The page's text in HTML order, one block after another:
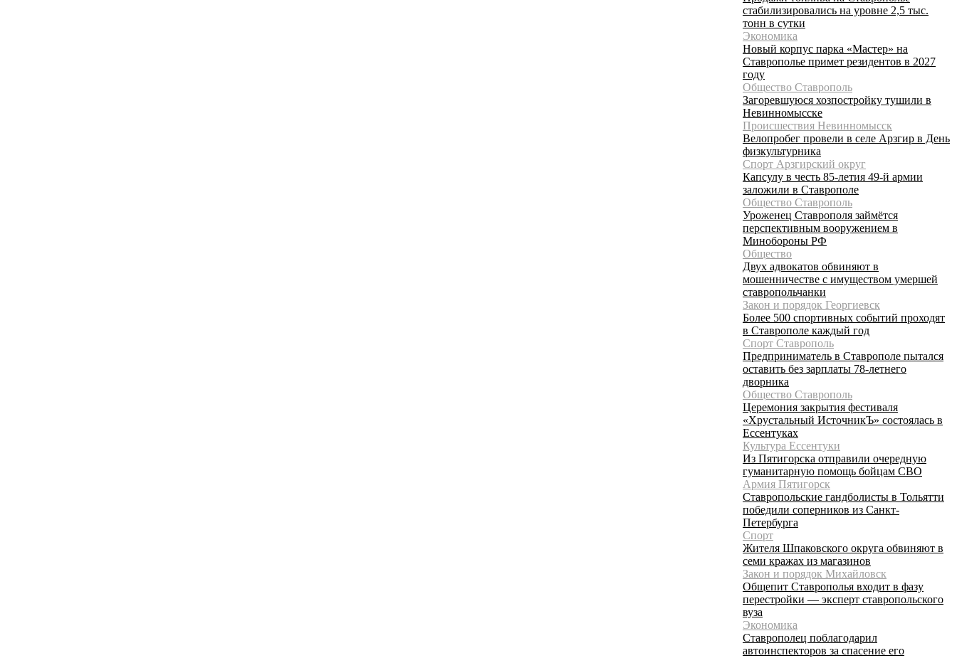
стабилизировались на уровне 2,5 тыс.
тонн в сутки
Экономика
Новый корпус парка «Мастер» на
Ставрополье примет резидентов в 2027
году
Общество Ставрополь
Загоревшуюся хозпостройку тушили в
Невинномысске
Происшествия Невинномысск
Велопробег провели в селе Арзгир в День
физкультурника
Спорт Арзгирский округ
Капсулу в честь 85-летия 49-й армии
заложили в Ставрополе
Общество Ставрополь
Уроженец Ставрополя займётся
перспективным вооружением в
Минобороны РФ
Общество
Двух адвокатов обвиняют в
мошенничестве с имуществом умершей
ставропольчанки
Закон и порядок Георгиевск
Более 500 спортивных событий проходят
в Ставрополе каждый год
Спорт Ставрополь
Предприниматель в Ставрополе пытался
оставить без зарплаты 78-летнего
дворника
Общество Ставрополь
Церемония закрытия фестиваля
«Хрустальный ИсточникЪ» состоялась в
Ессентуках
Культура Ессентуки
Из Пятигорска отправили очередную
гуманитарную помощь бойцам СВО
Армия Пятигорск
Ставропольские гандболисты в Тольятти
победили соперников из Санкт-
Петербурга
Спорт
Жителя Шпаковского округа обвиняют в
семи кражах из магазинов
Закон и порядок Михайловск
Общепит Ставрополья входит в фазу
перестройки — эксперт ставропольского
вуза
Экономика
Ставрополец поблагодарил
автоинспекторов за спасение его